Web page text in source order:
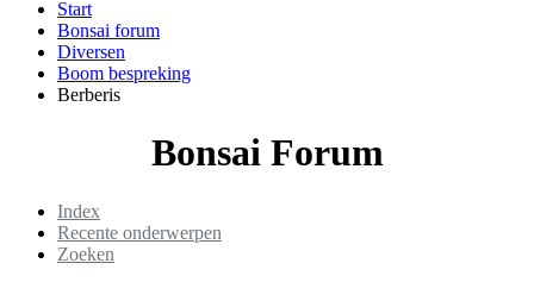
Start
Bonsai forum
Diversen
Boom bespreking
Berberis
Bonsai Forum
Index
Recente onderwerpen
Zoeken